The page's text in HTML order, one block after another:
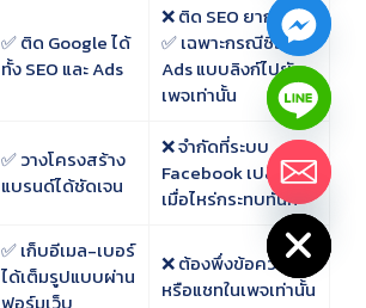
✅ ติด Google ได้
ทั้ง SEO และ Ads
❌ ติด SEO ยากมาก
✅ เฉพาะกรณีซื้อ
Ads แบบลิงก์ไปยัง
เพจเท่านั้น
✅ วางโครงสร้าง
แบรนด์ได้ชัดเจน
❌ จำกัดที่ระบบ
Facebook เปลี่ยน
เมื่อไหร่กระทบทันที
✅ เก็บอีเมล-เบอร์
ได้เต็มรูปแบบผ่าน
ฟอร์มเว็บ
❌ ต้องพึ่งข้อความ
หรือแชทในเพจเท่านั้น
HIDE CHATY